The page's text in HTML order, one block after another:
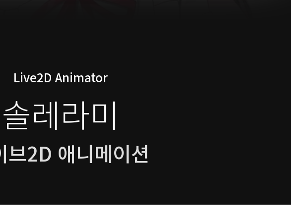
Live2D Animator
솔레라미
브2D 애니메이션